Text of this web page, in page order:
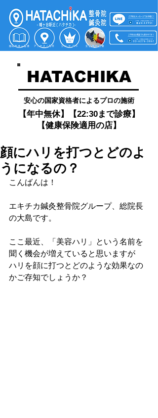
HATACHIKA
​安心の国家資格者によるプロの施術
​【年中無休】【22:30まで診療】
【健康保険適用の店】
顔にハリを打つとどのよ
うになるの？
こんばんは！
エキチカ鍼灸整骨院グループ、総院長
の大島です。
ここ最近、「美容ハリ」という名前を
聞く機会が増えていると思いますが
ハリを顔に打つとどのような効果なの
かご存知でしょうか？